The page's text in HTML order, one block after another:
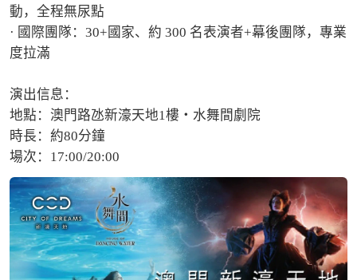
動，全程無尿點
· 國際團隊：30+國家、約 300 名表演者+幕後團隊，專業
度拉滿
演出信息：
地點：澳門路氹新濠天地1樓・水舞間劇院
時長：約80分鐘
場次：17:00/20:00